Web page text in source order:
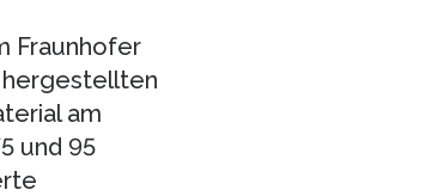
Fraunhofer
hergestellten
am
und 95